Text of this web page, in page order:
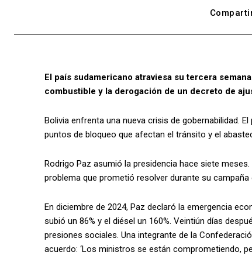
El país sudamericano atraviesa su tercera
combustible y la derogación de un decreto de
Bolivia enfrenta una nueva crisis de gobernabilidad.
puntos de bloqueo que afectan el tránsito y el
Rodrigo Paz asumió la presidencia hace siete
problema que prometió resolver durante su campaña
En diciembre de 2024, Paz declaró la emergencia
subió un 86% y el diésel un 160%. Veintiún días
presiones sociales. Una integrante de la
acuerdo: ‘Los ministros se están comprometiendo,